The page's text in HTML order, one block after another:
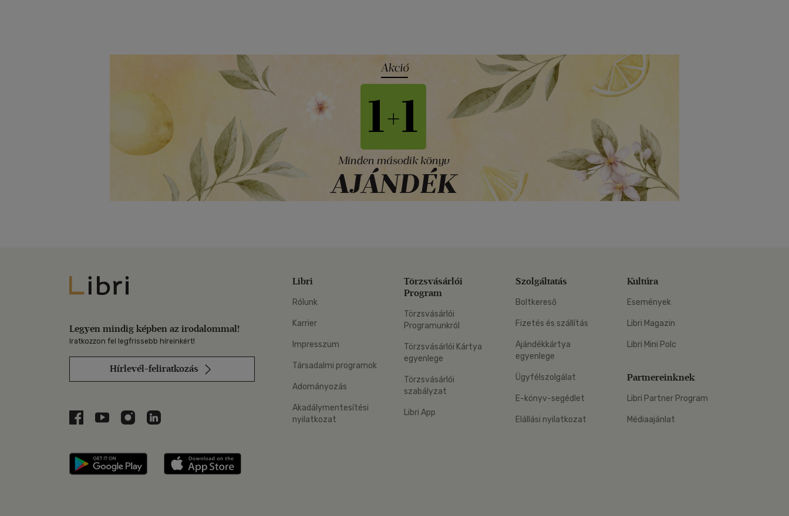
Libri
Legyen mindig képben az irodalommal!
Iratkozzon fel legfrissebb híreinkért!
Hírlevél-feliratkozás
Libri a Facebookon
Libri a Youtube-on
Libri az Instagramon
Libri a LinkedInen
Libri applikáció Szerezd meg: Google Play
Libri
Rólunk
Karrier
Impresszum
Társadalmi programok
Adományozás
Akadálymentesítési
nyilatkozat
Törzsvásárlói
Program
Törzsvásárlói
Programunkról
Törzsvásárlói Kártya
egyenlege
Törzsvásárlói
szabályzat
Libri App
Szolgáltatás
Boltkereső
Fizetés és szállítás
Ajándékkártya
egyenlege
Ügyfélszolgálat
E-könyv-segédlet
Elállási nyilatkozat
Kultúra
Események
Libri Magazin
Libri Mini Polc
Partnereinknek
Libri Partner Program
Médiaajánlat